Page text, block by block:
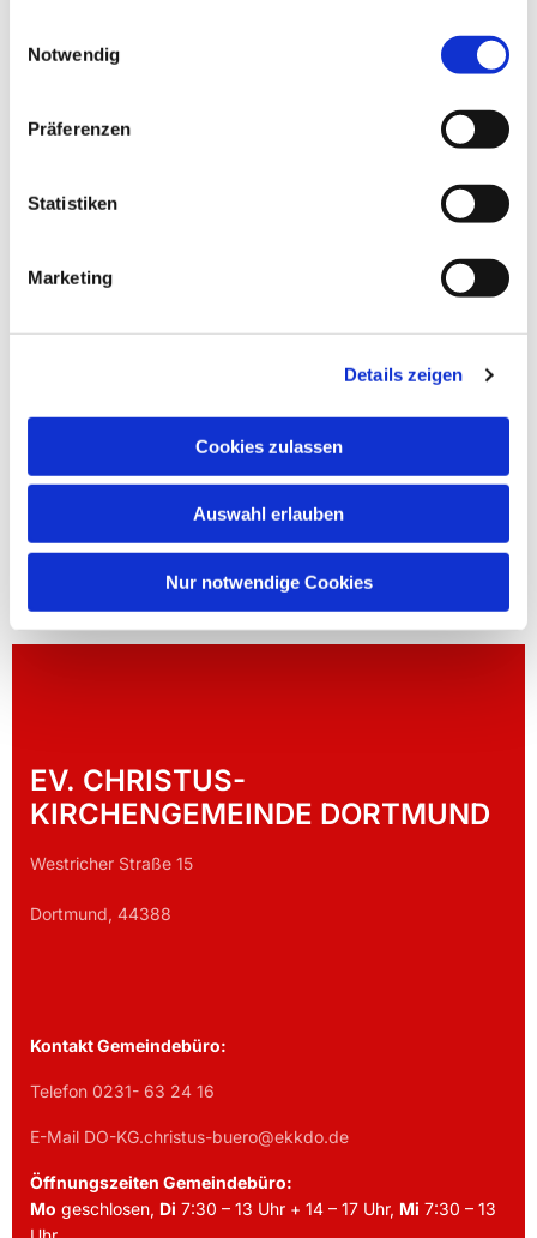
Notwendig
Präferenzen
Statistiken
Marketing
Details zeigen
Cookies zulassen
Auswahl erlauben
Nur notwendige Cookies
EV. CHRISTUS-
KIRCHENGEMEINDE DORTMUND
Westricher Straße 15
Dortmund, 44388
Kontakt Gemeindebüro:
Telefon 0231- 63 24 16
E-Mail DO-KG.christus-buero@ekkdo.de
Öffnungszeiten Gemeindebüro:
Mo geschlosen, Di 7:30 – 13 Uhr + 14 – 17 Uhr, Mi 7:30 – 13